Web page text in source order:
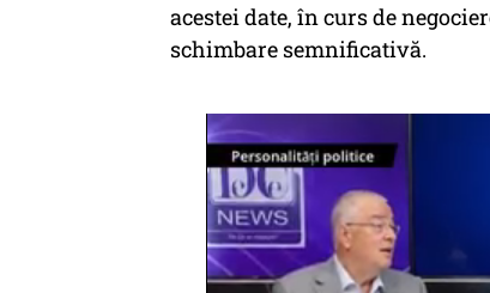
acestei date, în curs de
schimbare semnificativă.